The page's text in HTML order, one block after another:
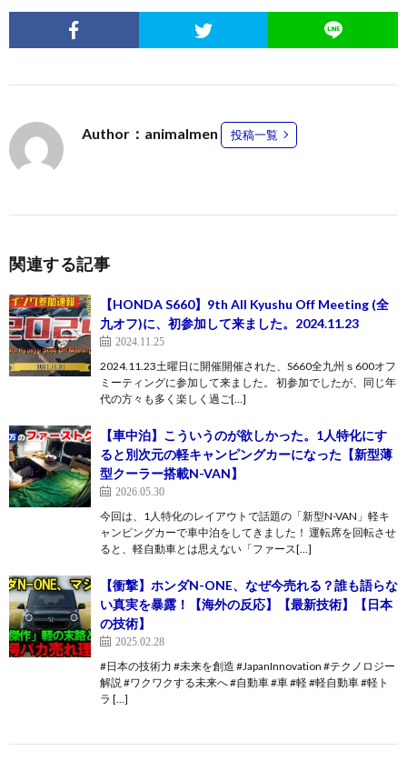
Author：animalmen 投稿一覧
関連する記事
【HONDA S660】9th All Kyushu Off Meeting (全
九オフ)に、初参加して来ました。2024.11.23
2024.11.25
2024.11.23土曜日に開催開催された、S660全九州ｓ600オフ
ミーティングに参加して来ました。 初参加でしたが、同じ年
代の方々も多く楽しく過ご[…]
【車中泊】こういうのが欲しかった。1人特化にす
ると別次元の軽キャンピングカーになった【新型薄
型クーラー搭載N-VAN】
2026.05.30
今回は、1人特化のレイアウトで話題の「新型N-VAN」軽キ
ャンピングカーで車中泊をしてきました！ 運転席を回転させ
ると、軽自動車とは思えない「ファース[…]
【衝撃】ホンダN-ONE、なぜ今売れる？誰も語らな
い真実を暴露！【海外の反応】【最新技術】【日本
の技術】
2025.02.28
#日本の技術力 #未来を創造 #JapanInnovation #テクノロジー
解説 #ワクワクする未来へ #自動車 #車 #軽 #軽自動車 #軽ト
ラ […]